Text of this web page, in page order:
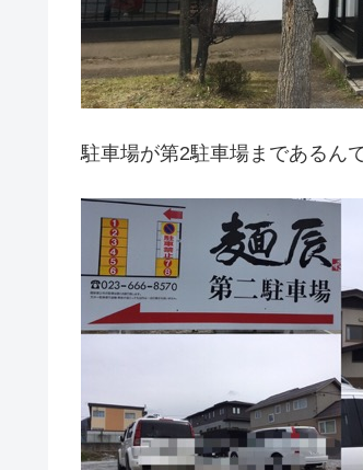
駐車場が第2駐車場まであるん